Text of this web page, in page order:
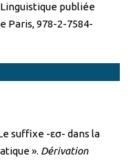
publiée
Paris, 978-2-7584-
suffixe -εσ- dans la
». Dérivation